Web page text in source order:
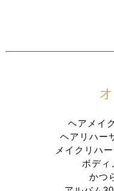
ヘアメ
ヘアリハ
メイクリ
ボデ
か